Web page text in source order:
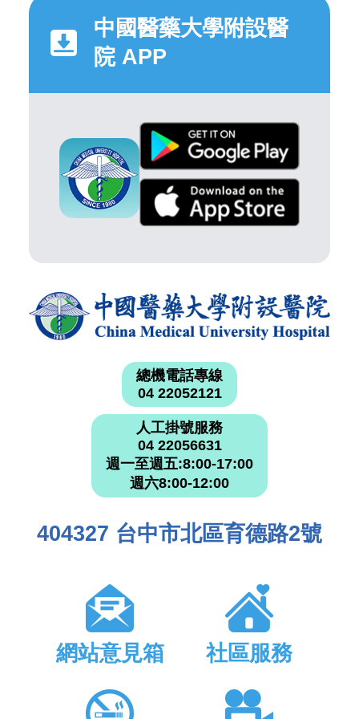
中國醫藥大學附設醫
院 APP
總機電話專線
04 22052121
人工掛號服務
04 22056631
週一至週五:8:00-17:00
週六8:00-12:00
404327 台中市北區育德路2號
網站意見箱 社區服務